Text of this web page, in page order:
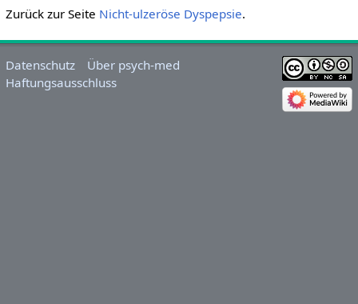
Zurück zur Seite Nicht-ulzeröse Dyspepsie.
Datenschutz
Über psych-med
Haftungsausschluss